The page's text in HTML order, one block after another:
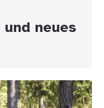
neues